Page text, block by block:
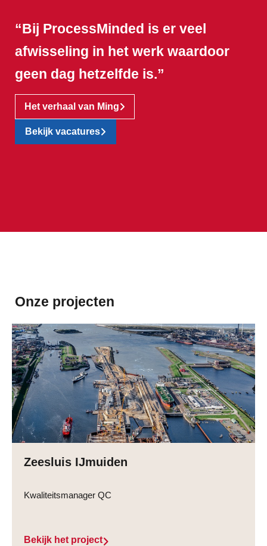
“Bij ProcessMinded is er veel
afwisseling in het werk waardoor
geen dag hetzelfde is.”
Het verhaal van Ming
Bekijk vacatures
Onze projecten
Zeesluis IJmuiden
Kwaliteitsmanager QC
Bekijk het project